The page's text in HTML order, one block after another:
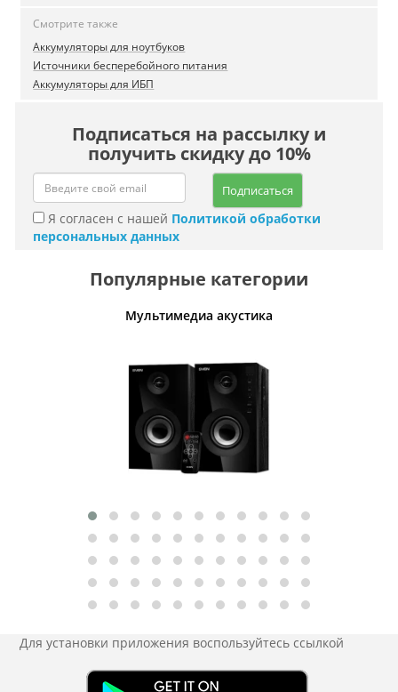
Смотрите также
Аккумуляторы для ноутбуков
Источники бесперебойного питания
Аккумуляторы для ИБП
Подписаться на рассылку и
получить скидку до 10%
Подписаться
Я согласен с нашей Политикой обработки
персональных данных
Популярные категории
Мультимедиа акустика
Для установки приложения воспользуйтесь ссылкой